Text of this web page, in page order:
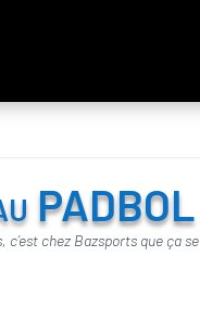
PADBOL
chez Bazsports que ça